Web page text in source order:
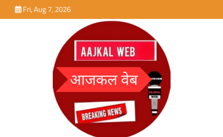
to
Fri, Aug 7, 2026